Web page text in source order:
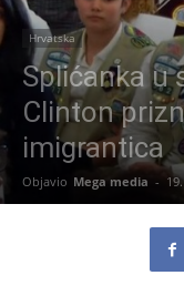
Hrvatska
Splićanka u
Clinton
imigrantica
Objavio Mega media -